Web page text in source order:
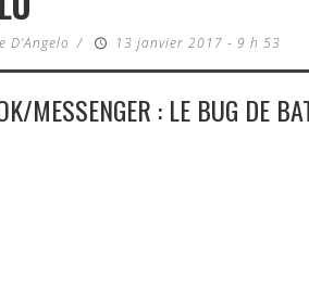
D'Angelo / 13 janvier 2017 - 9 h 53
MESSENGER : LE BUG DE